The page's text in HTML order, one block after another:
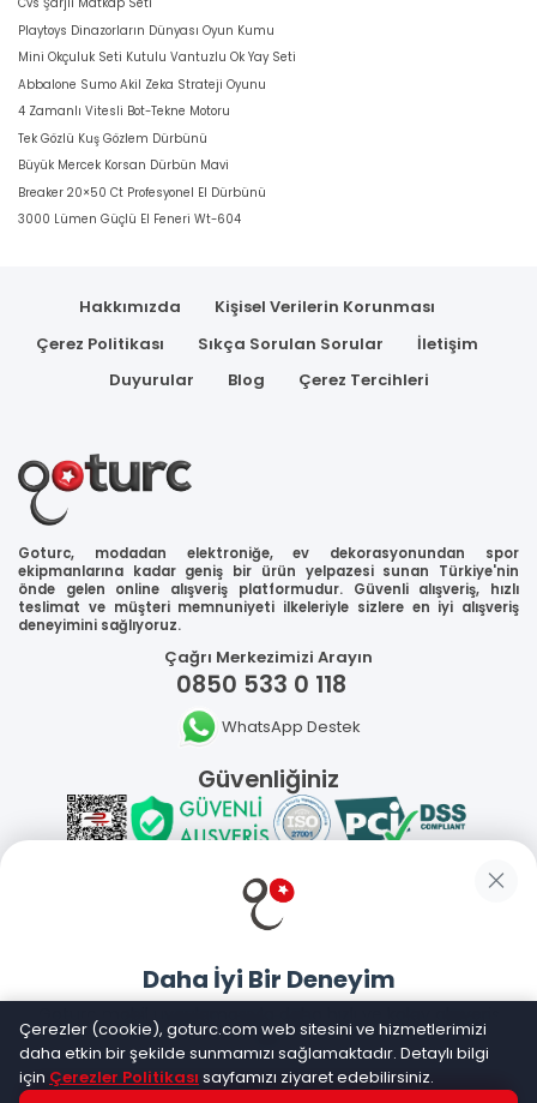
Cvs Şarjli Matkap Seti
Playtoys Dinazorların Dünyası Oyun Kumu
Mini Okçuluk Seti Kutulu Vantuzlu Ok Yay Seti
Abbalone Sumo Akil Zeka Strateji Oyunu
4 Zamanlı Vitesli Bot-Tekne Motoru
Tek Gözlü Kuş Gözlem Dürbünü
Büyük Mercek Korsan Dürbün Mavi
Breaker 20×50 Ct Profesyonel El Dürbünü
3000 Lümen Güçlü El Feneri Wt-604
Hakkımızda
Kişisel Verilerin Korunması
Çerez Politikası
Sıkça Sorulan Sorular
İletişim
Duyurular
Blog Çerez Tercihleri
Goturc, modadan elektroniğe, ev dekorasyonundan spor
ekipmanlarına kadar geniş bir ürün yelpazesi sunan Türkiye'nin
önde gelen online alışveriş platformudur. Güvenli alışveriş, hızlı
teslimat ve müşteri memnuniyeti ilkeleriyle sizlere en iyi alışveriş
deneyimini sağlıyoruz.
Çağrı Merkezimizi Arayın
0850 533 0 118
WhatsApp Destek
Güvenliğiniz
Sosyal Medya
Mobil Uygulamalarımız
Daha İyi Bir Deneyim
Goturc mobil uygulamasıyla daha hızlı ve kolay alışveriş
yapın
Çerezler (cookie), goturc.com web sitesini ve hizmetlerimizi
daha etkin bir şekilde sunmamızı sağlamaktadır. Detaylı bilgi
için Çerezler Politikası sayfamızı ziyaret edebilirsiniz.